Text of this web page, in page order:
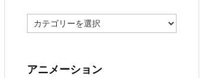
テ
ー
アニメーション